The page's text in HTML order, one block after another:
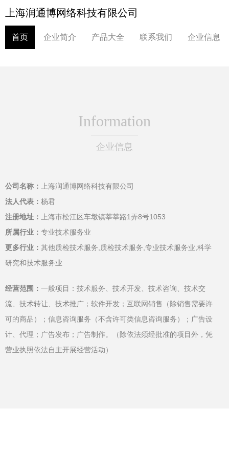
上海润通博网络科技有限公司
首页 企业简介 产品大全 联系我们 企业信息
Information
企业信息
公司名称：
上海润通博网络科技有限公司
法人代表： 杨君
注册地址：
上海市松江区车墩镇莘莘路1弄8号1053
所属行业： 专业技术服务业
更多行业： 其他质检技术服务,质检技术服务,专业技术服务业,科学
研究和技术服务业
经营范围： 一般项目：技术服务、技术开发、技术咨询、技术交
流、技术转让、技术推广；软件开发；互联网销售（除销售需要许
可的商品）；信息咨询服务（不含许可类信息咨询服务）；广告设
计、代理；广告发布；广告制作。（除依法须经批准的项目外，凭
营业执照依法自主开展经营活动）